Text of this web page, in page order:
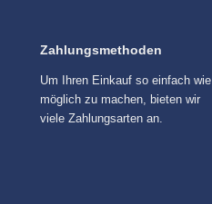
Zahlungsmethoden
Um Ihren Einkauf so einfach wie
möglich zu machen, bieten wir
viele Zahlungsarten an.